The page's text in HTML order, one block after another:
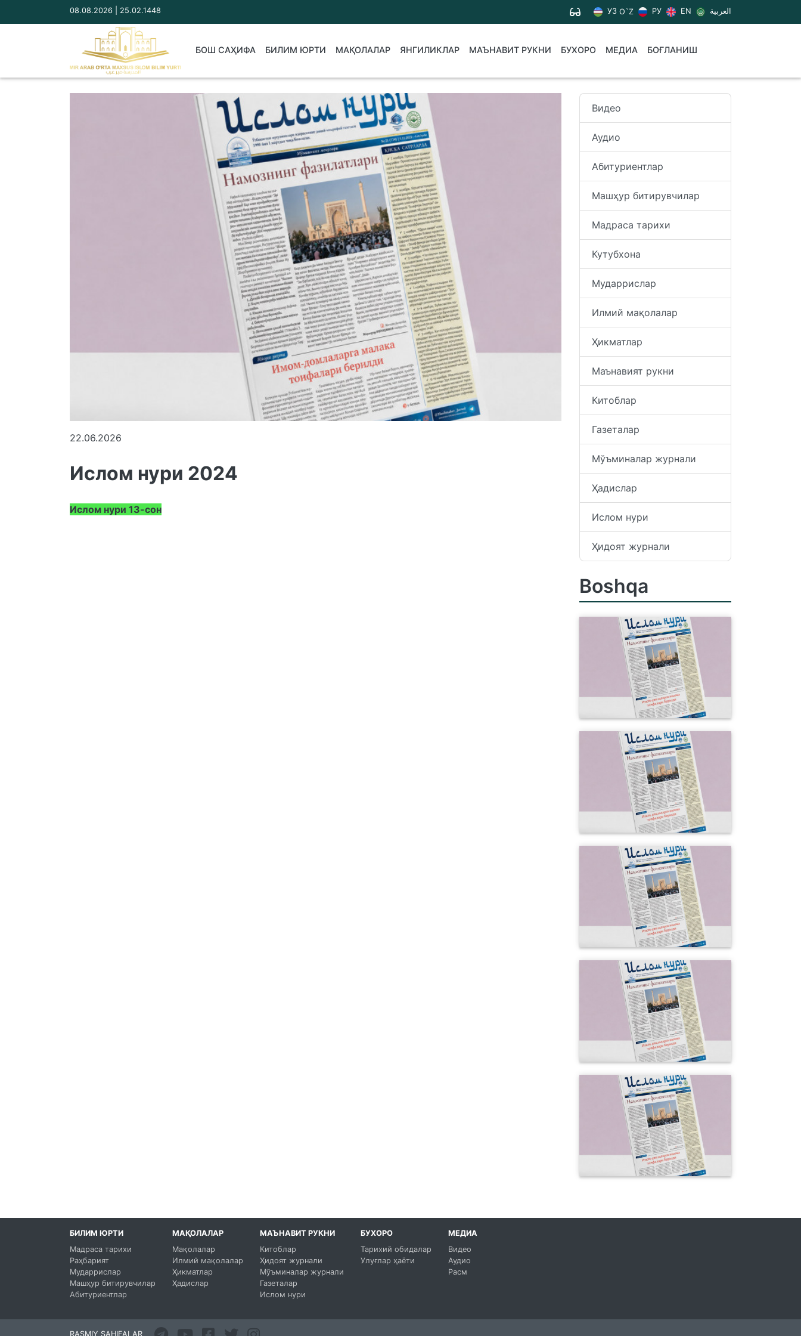
08.08.2026 | 25.02.1448 УЗ O`Z РУ EN العربية
БОШ САҲИФА БИЛИМ ЮРТИ МАҚОЛАЛАР ЯНГИЛИКЛАР МАЪНАВИТ РУКНИ БУХОРО МЕДИА БОҒЛАНИШ
22.06.2026
Ислом нури 2024
Ислом нури 13-сон
Видео
Аудио
Абитуриентлар
Машҳур битирувчилар
Мадраса тарихи
Кутубхона
Мударрислар
Илмий мақолалар
Ҳикматлар
Маънавият рукни
Китоблар
Газеталар
Мўъминалар журнали
Ҳадислар
Ислом нури
Ҳидоят журнали
Boshqa
БИЛИМ ЮРТИ
Мадраса тарихи
Раҳбарият
Мударрислар
Машҳур битирувчилар
Абитуриентлар
МАҚОЛАЛАР
Мақолалар
Илмий мақолалар
Ҳикматлар
Ҳадислар
МАЪНАВИТ РУКНИ
Китоблар
Ҳидоят журнали
Мўъминалар журнали
Газеталар
Ислом нури
БУХОРО
Тарихий обидалар
Улуғлар ҳаёти
МЕДИА
Видео
Аудио
Расм
RASMIY SAHIFALAR